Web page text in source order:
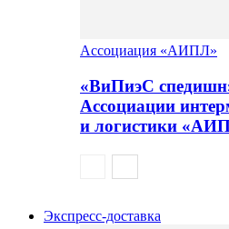
Ассоциация «АИПЛ»
«ВиПиэС
Ассоциации
и логистики
Экспресс-доставка